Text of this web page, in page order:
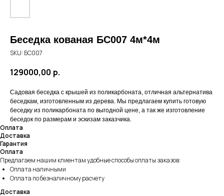
Беседка кованая БС007 4м*4м
SKU:БС007
129000,00 р.
Садовая беседка с крышей из поликарбоната, отличная альтернатива
беседкам, изготовленным из дерева. Мы предлагаем купить готовую
беседку из поликарбоната по выгодной цене, а так же изготовление
беседок по размерам и эскизам заказчика.
Оплата
Доставка
Гарантия
Оплата
Предлагаем нашим клиентам удобные способы оплаты заказов:
Оплата наличными
Оплата по безналичному расчету
Доставка